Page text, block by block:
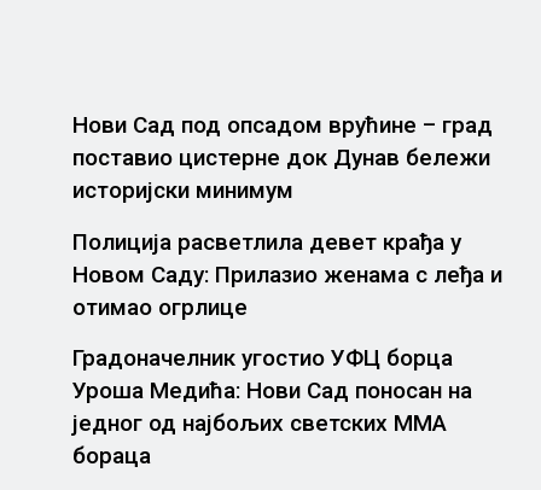
Нови Сад под опсадом врућине – град
поставио цистерне док Дунав бележи
историјски минимум
Полиција расветлила девет крађа у
Новом Саду: Прилазио женама с леђа и
отимао огрлице
Градоначелник угостио УФЦ борца
Уроша Медића: Нови Сад поносан на
једног од најбољих светских ММА
бораца